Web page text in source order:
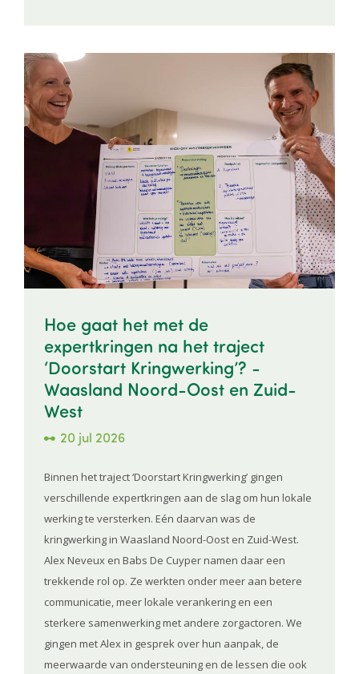
Image
Hoe gaat het met de
expertkringen na het traject
‘Doorstart Kringwerking’? -
Waasland Noord-Oost en Zuid-
West
20 jul 2026
Binnen het traject ‘Doorstart Kringwerking’ gingen
verschillende expertkringen aan de slag om hun lokale
werking te versterken. Eén daarvan was de
kringwerking in Waasland Noord-Oost en Zuid-West.
Alex Neveux en Babs De Cuyper namen daar een
trekkende rol op. Ze werkten onder meer aan betere
communicatie, meer lokale verankering en een
sterkere samenwerking met andere zorgactoren. We
gingen met Alex in gesprek over hun aanpak, de
meerwaarde van ondersteuning en de lessen die ook